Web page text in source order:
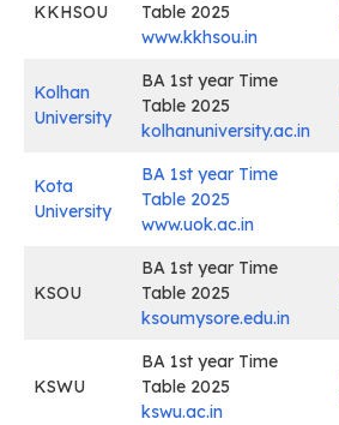
KKHSOU
Table 2025
www.kkhsou.in
Kolhan
University
BA 1st year Time
Table 2025
kolhanuniversity.ac.in
Kota
University
BA 1st year Time
Table 2025
www.uok.ac.in
KSOU
BA 1st year Time
Table 2025
ksoumysore.edu.in
KSWU
BA 1st year Time
Table 2025
kswu.ac.in